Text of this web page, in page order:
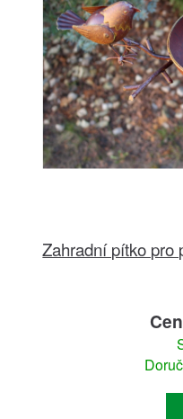
Zahradní pítko pro